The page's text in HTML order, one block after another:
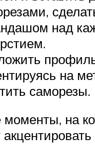
над
на
саморезы.
на